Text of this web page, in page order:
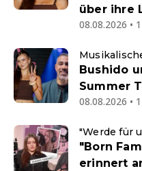
über ihre
08.08.2026 •
Bushido
Summer
08.08.2026 •
"Werde für
"Born
erinnert